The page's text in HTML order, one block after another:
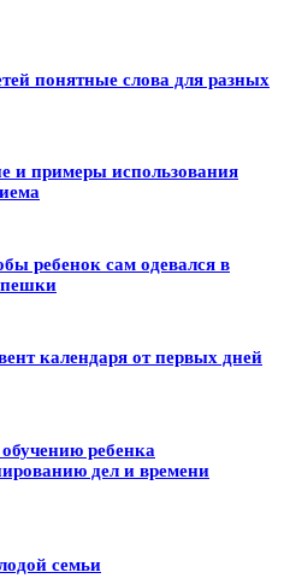
понятные слова для разных
и примеры использования
ребенок сам одевался в
календаря от первых дней
ребенка
дел и времени
семьи